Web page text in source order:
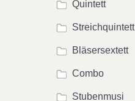
Quintett
Streichquintett
Bläsersextett
Combo
Stubenmusi